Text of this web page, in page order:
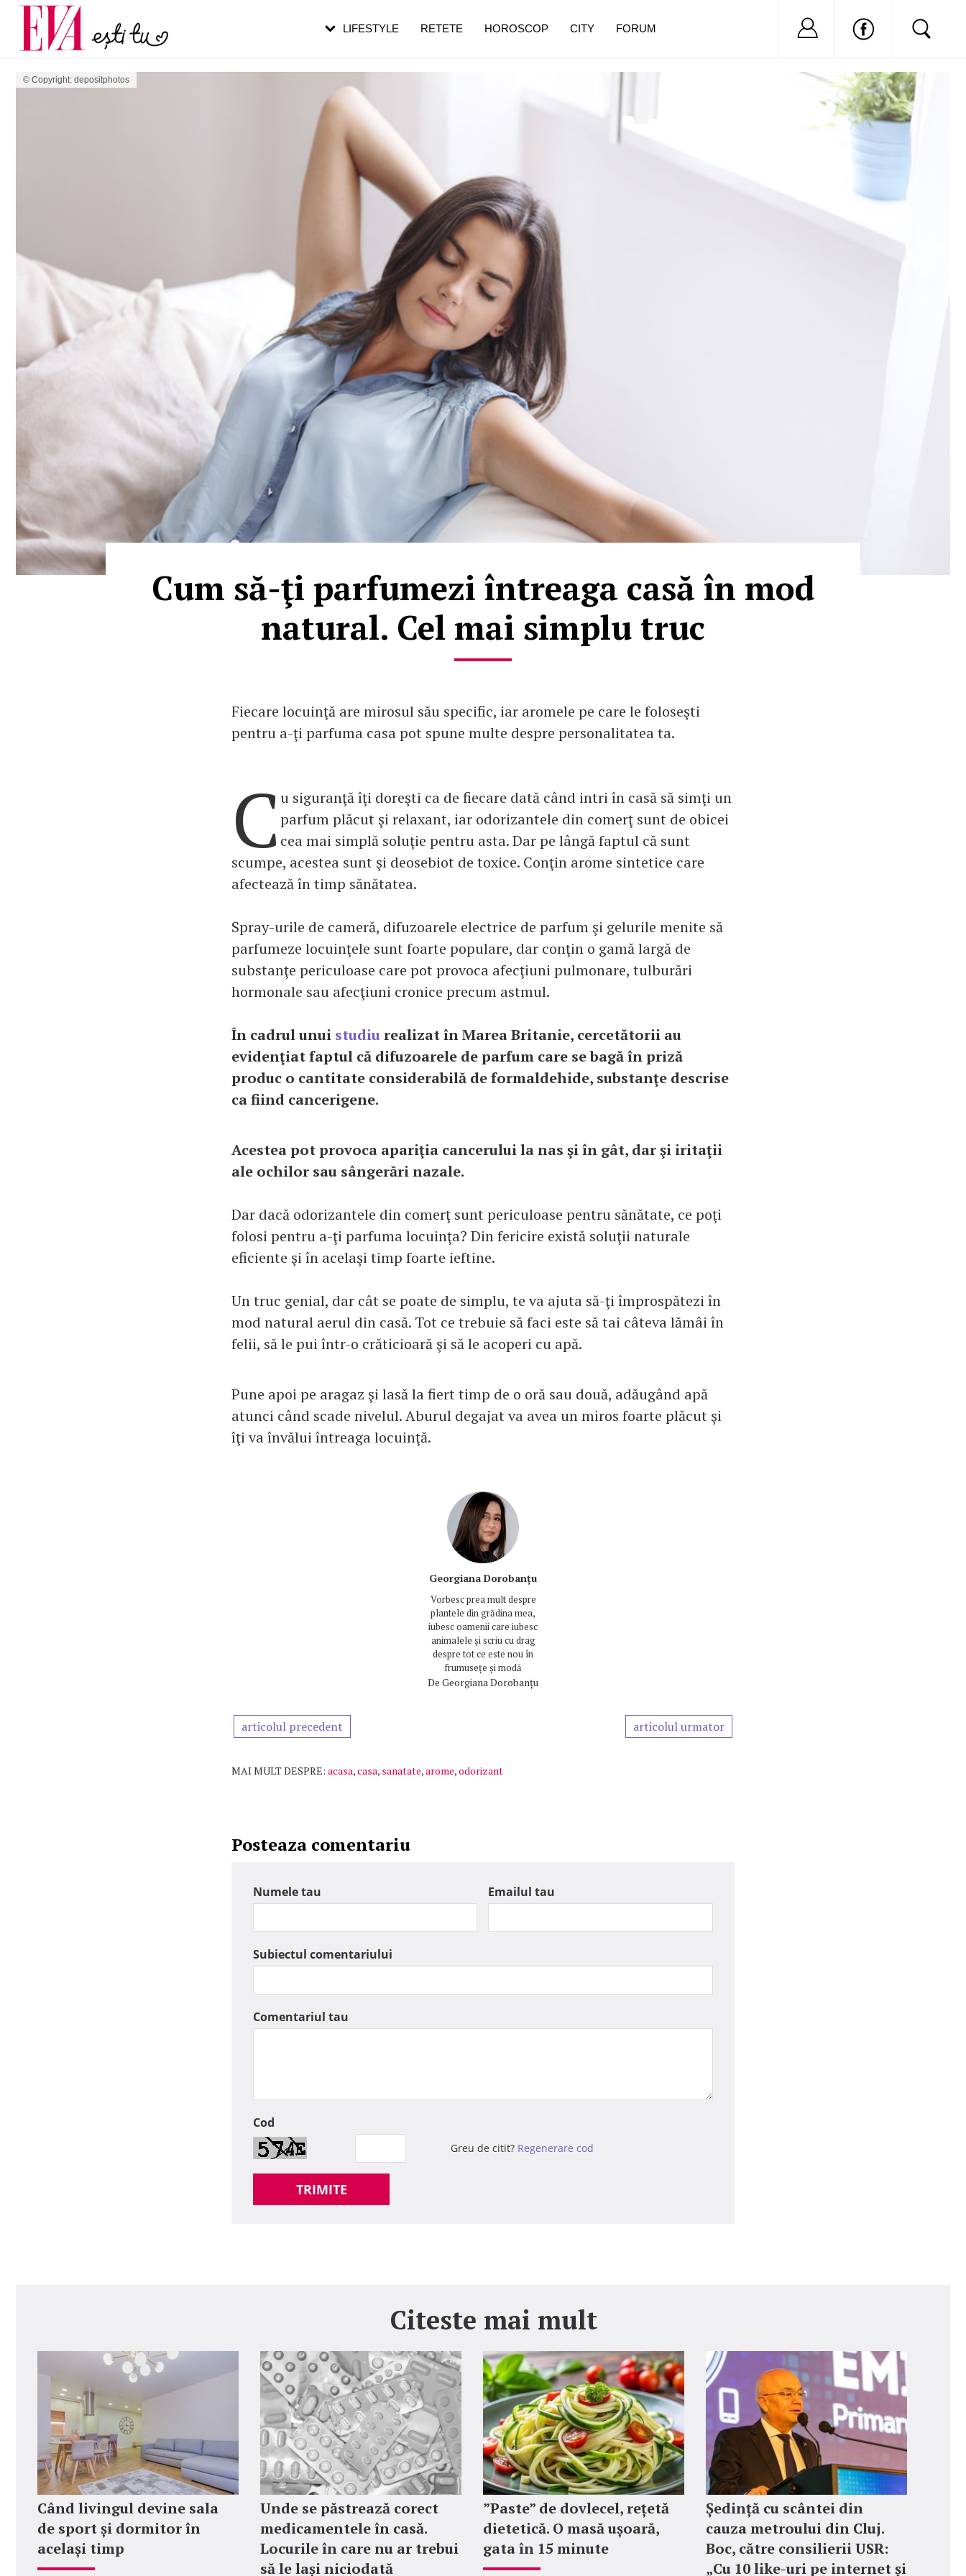
© Copyright: depositphotos
Cum să-ţi parfumezi întreaga casă în mod
natural. Cel mai simplu truc
Fiecare locuinţă are mirosul său specific, iar aromele pe care le foloseşti
pentru a-ţi parfuma casa pot spune multe despre personalitatea ta.
C u siguranţă îţi doreşti ca de fiecare dată când intri în casă să simţi un
parfum plăcut şi relaxant, iar odorizantele din comerţ sunt de obicei
cea mai simplă soluţie pentru asta. Dar pe lângă faptul că sunt
scumpe, acestea sunt şi deosebiot de toxice. Conţin arome sintetice care
afectează în timp sănătatea.
Spray-urile de cameră, difuzoarele electrice de parfum şi gelurile menite să
parfumeze locuinţele sunt foarte populare, dar conţin o gamă largă de
substanţe periculoase care pot provoca afecţiuni pulmonare, tulburări
hormonale sau afecţiuni cronice precum astmul.
În cadrul unui studiurealizat în Marea Britanie, cercetătorii au
evidenţiat faptul că difuzoarele de parfum care se bagă în priză
produc o cantitate considerabilă de formaldehide, substanţe descrise
ca fiind cancerigene.
Acestea pot provoca apariţia cancerului la nas şi în gât, dar şi iritaţii
ale ochilor sau sângerări nazale.
Dar dacă odorizantele din comerţ sunt periculoase pentru sănătate, ce poţi
folosi pentru a-ţi parfuma locuinţa? Din fericire există soluţii naturale
eficiente şi în acelaşi timp foarte ieftine.
Un truc genial, dar cât se poate de simplu, te va ajuta să-ţi împrospătezi în
mod natural aerul din casă. Tot ce trebuie să faci este să tai câteva lămâi în
felii, să le pui într-o crăticioară şi să le acoperi cu apă.
Pune apoi pe aragaz şi lasă la fiert timp de o oră sau două, adăugând apă
atunci când scade nivelul. Aburul degajat va avea un miros foarte plăcut şi
îţi va învălui întreaga locuinţă.
Georgiana Dorobanțu
Vorbesc prea mult despre
plantele din grădina mea,
iubesc oamenii care iubesc
animalele și scriu cu drag
despre tot ce este nou în
frumusețe și modă
De Georgiana Dorobanțu
articolul precedent articolul urmator
MAI MULT DESPRE: acasa,casa, sanatate,arome,odorizant
Posteaza comentariu
Numele tau Emailul tau
Subiectul comentariului
Comentariul tau
Cod
Greu de citit? Regenerare cod
TRIMITE
Citeste mai mult
Când livingul devine sala
de sport și dormitor în
același timp
Unde se păstrează corect
medicamentele în casă.
Locurile în care nu ar trebui
să le lași niciodată
”Paste” de dovlecel, rețetă
dietetică. O masă ușoară,
gata în 15 minute
Ședință cu scântei din
cauza metroului din Cluj.
Boc, către consilierii USR:
„Cu 10 like-uri pe internet și
LIFESTYLE RETETE HOROSCOP CITY FORUM Nu ai cont?
Carieră
Actualitate
pe măsură ce înaintezi în vârstă